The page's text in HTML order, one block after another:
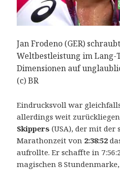
Jan Frodeno (GER)
Weltbestleistung im
Dimensionen auf
(c) BR
Eindrucksvoll war
allerdings weit
Skippers (USA), der mit der
Marathonzeit von 2:38:52
aufrollte. Er schaffte in
magischen 8